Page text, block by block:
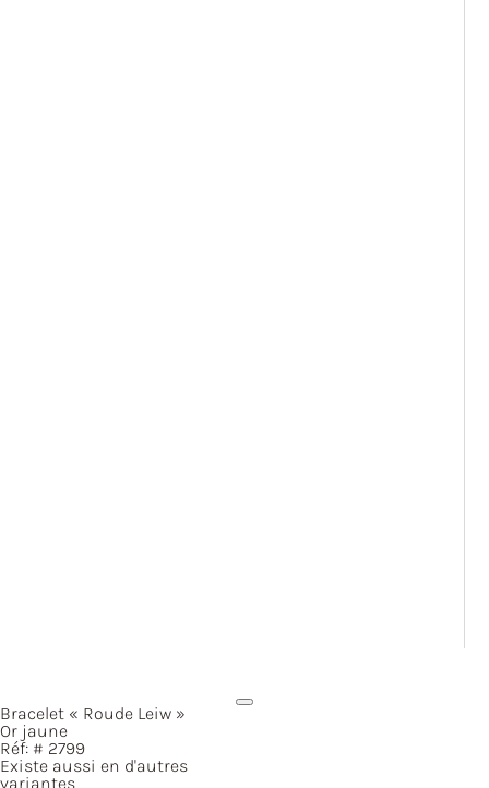
Bracelet « Roude Leiw »
Or jaune
Réf: # 2799
Existe aussi en d'autres
variantes